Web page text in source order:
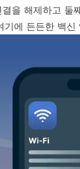
을 해제하고
에 든든한 백